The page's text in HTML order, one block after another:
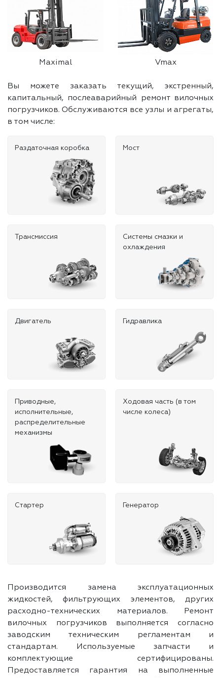
Maximal Vmax
Вы можете заказать текущий, экстренный,
капитальный, послеаварийный ремонт вилочных
погрузчиков. Обслуживаются все узлы и агрегаты,
в том числе:
Раздаточная коробка Мост
Трансмиссия
Системы смазки и
охлаждения
Двигатель Гидравлика
Приводные,
исполнительные,
распределительные
механизмы
Ходовая часть (в том
числе колеса)
Стартер Генератор
Производится замена эксплуатационных
жидкостей, фильтрующих элементов, других
расходно-технических материалов. Ремонт
вилочных погрузчиков выполняется согласно
заводским техническим регламентам и
стандартам. Используемые запчасти и
комплектующие сертифицированы.
Предоставляется гарантия на выполненные